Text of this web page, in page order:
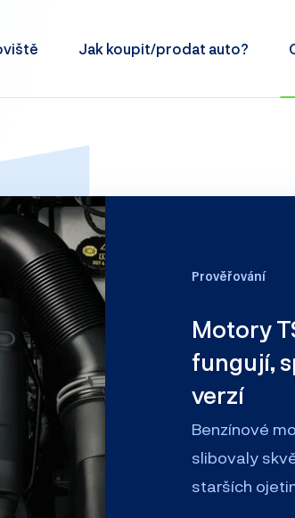
Jak koupit/prodat auto?
Prověřování
Motory
fungují,
verzí
Benzínové
slibovaly
starších